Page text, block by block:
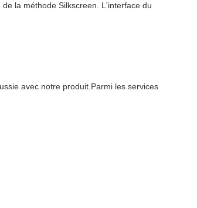
la méthode Silkscreen. L'interface du
avec notre produit.Parmi les services